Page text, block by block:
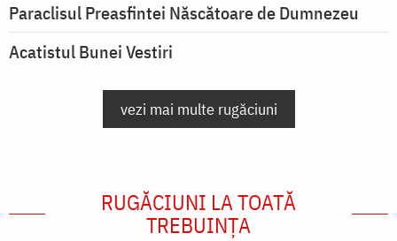
Paraclisul Preasfintei Născătoare de Dumnezeu
Acatistul Bunei Vestiri
vezi mai multe rugăciuni
RUGĂCIUNI LA TOATĂ
TREBUINȚA